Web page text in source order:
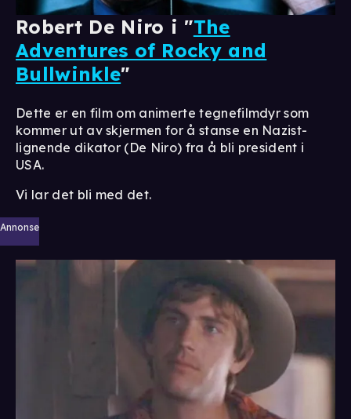
Robert De Niro i "The
Adventures of Rocky and
Bullwinkle"
Dette er en film om animerte tegnefilmdyr som
kommer ut av skjermen for å stanse en Nazist-
lignende dikator (De Niro) fra å bli president i
USA.
Vi lar det bli med det.
Annonse